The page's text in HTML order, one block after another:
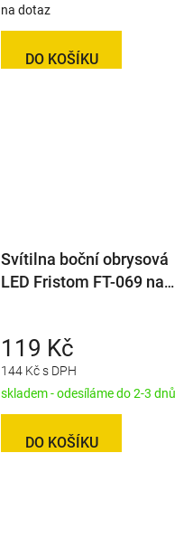
na dotaz
DO KOŠÍKU
Svítilna boční obrysová
LED Fristom FT-069 na
144 Kč s DPH
119 Kč
skladem - odesíláme do 2-3 dnů
DO KOŠÍKU